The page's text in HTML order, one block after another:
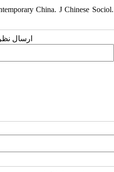
China. J Chinese Sociol.
ارسال